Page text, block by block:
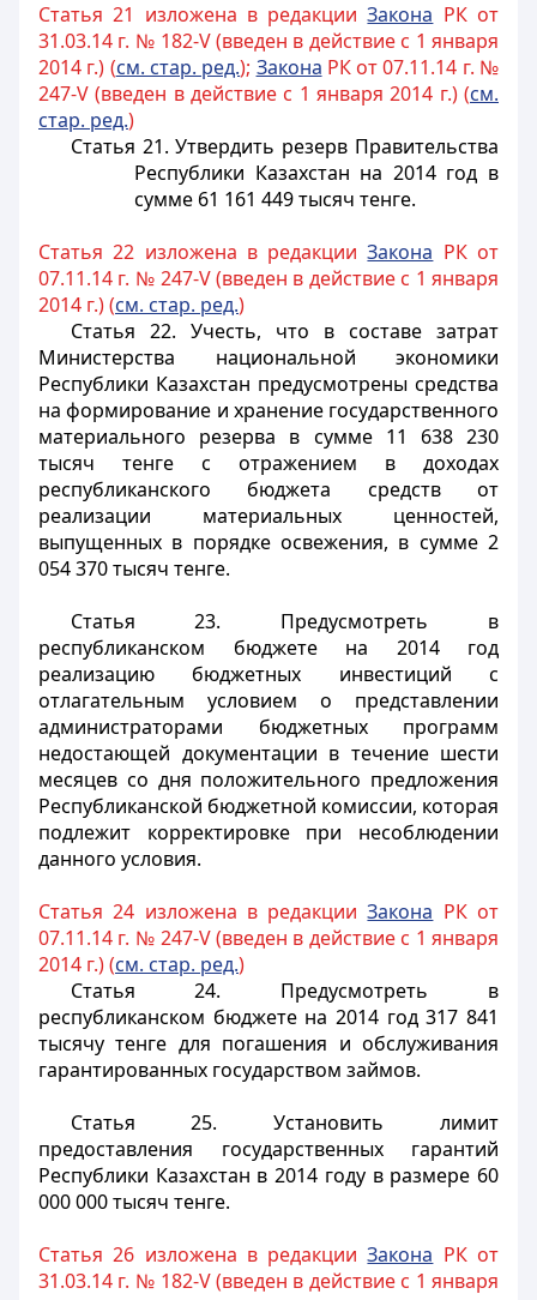
Статья 21 изложена в редакцииЗакона РК от
31.03.14 г. № 182-V (введен в действие с 1 января
2014 г.) (см. стар. ред.); Закона РК от 07.11.14 г. №
247-V (введен в действие с 1 января 2014 г.) (см.
стар. ред.)
Статья 21.Утвердить резерв Правительства
Республики Казахстан на 2014 год в
сумме 61 161 449 тысяч тенге.
Статья 22 изложена в редакцииЗакона РК от
07.11.14 г. № 247-V (введен в действие с 1 января
2014 г.) (см. стар. ред.)
Статья 22. Учесть, что в составе затрат
Министерства национальной экономики
Республики Казахстан предусмотрены средства
на формирование и хранение государственного
материального резерва в сумме 11 638 230
тысяч тенге с отражением в доходах
республиканского бюджета средств от
реализации материальных ценностей,
выпущенных в порядке освежения, в сумме 2
054 370 тысяч тенге.
Статья 23. Предусмотреть в
республиканском бюджете на 2014 год
реализацию бюджетных инвестиций с
отлагательным условием о представлении
администраторами бюджетных программ
недостающей документации в течение шести
месяцев со дня положительного предложения
Республиканской бюджетной комиссии, которая
подлежит корректировке при несоблюдении
данного условия.
Статья 24 изложена в редакцииЗакона РК от
07.11.14 г. № 247-V (введен в действие с 1 января
2014 г.) (см. стар. ред.)
Статья 24. Предусмотреть в
республиканском бюджете на 2014 год 317 841
тысячу тенге для погашения и обслуживания
гарантированных государством займов.
Статья 25.Установить лимит
предоставления государственных гарантий
Республики Казахстан в 2014 году в размере 60
000 000 тысяч тенге.
Статья 26 изложена в редакцииЗакона РК от
31.03.14 г. № 182-V (введен в действие с 1 января